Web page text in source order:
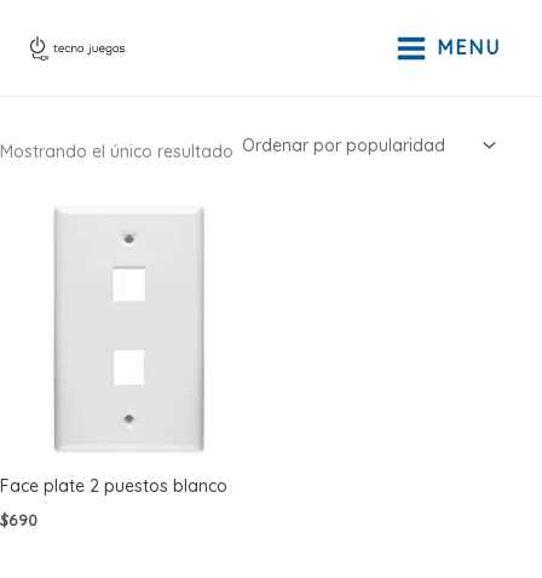
MENU
Mostrando el único resultado
Face plate 2 puestos blanco
$690